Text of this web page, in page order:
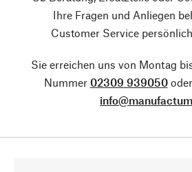
Ihre Fragen und Anliegen
Customer Service
Sie erreichen uns von Montag
Nummer 02309 939050